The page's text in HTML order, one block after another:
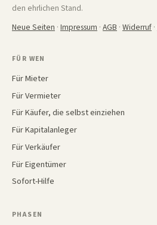
den ehrlichen Stand.
Neue Seiten · Impressum · AGB · Widerruf ·
FÜR WEN
Für Mieter
Für Vermieter
Für Käufer, die selbst einziehen
Für Kapitalanleger
Für Verkäufer
Für Eigentümer
Sofort-Hilfe
PHASEN